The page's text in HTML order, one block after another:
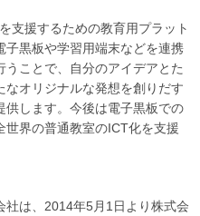
支援するための教育用プラット
子黒板や学習用端末などを連携
うことで、自分のアイデアとた
なオリジナルな発想を創りだす
供します。今後は電子黒板での
世界の普通教室のICT化を支援
は、2014年5月1日より株式会